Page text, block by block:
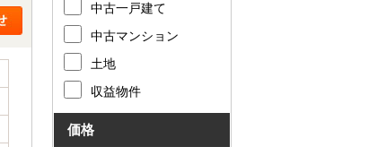
中古一戸建て
中古マンション
土地
収益物件
価格